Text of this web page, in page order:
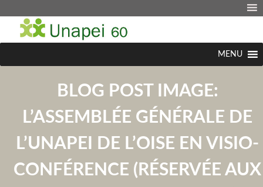
MENU
BLOG POST IMAGE:
L’ASSEMBLÉE GÉNÉRALE DE
L’UNAPEI DE L’OISE EN VISIO-
CONFÉRENCE (RÉSERVÉE AUX